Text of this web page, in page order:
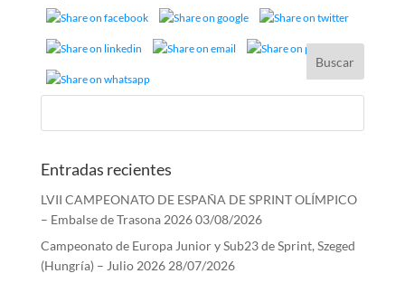
Entradas recientes
LVII CAMPEONATO DE ESPAÑA DE SPRINT OLÍMPICO
– Embalse de Trasona 202603/08/2026
Campeonato de Europa Junior y Sub23 de Sprint, Szeged
(Hungría) – Julio 2026 28/07/2026